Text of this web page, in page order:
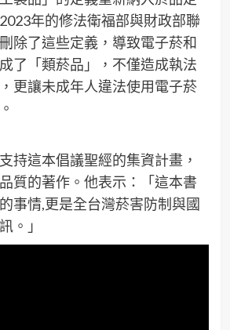
年的修法衛福部與財政部聯
除了這些定義，導致電子菸和
了「類菸品」，不僅造成執法
更讓未成年人違法使用電子菸
持這本倡議聖經的集資計畫，
質的著作。他表示：「這本書
事情,更是全台灣菸害防制與國
。」